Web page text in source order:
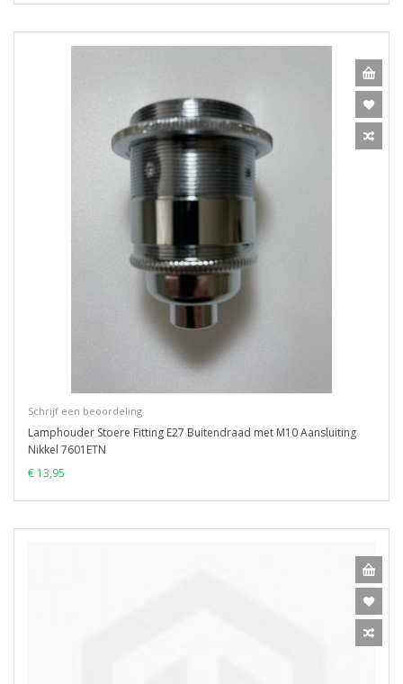
Schrijf een beoordeling
Lamphouder Stoere Fitting E27 Buitendraad met M10 Aansluiting
Nikkel 7601ETN
€ 13,95